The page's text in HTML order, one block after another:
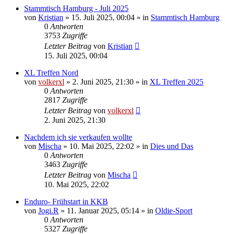
Stammtisch Hamburg - Juli 2025
von Kristian » 15. Juli 2025, 00:04 » in Stammtisch Hamburg
0 Antworten
3753 Zugriffe
Letzter Beitrag von Kristian
15. Juli 2025, 00:04
XL Treffen Nord
von volkerxl » 2. Juni 2025, 21:30 » in XL Treffen 2025
0 Antworten
2817 Zugriffe
Letzter Beitrag von volkerxl
2. Juni 2025, 21:30
Nachdem ich sie verkaufen wollte
von Mischa » 10. Mai 2025, 22:02 » in Dies und Das
0 Antworten
3463 Zugriffe
Letzter Beitrag von Mischa
10. Mai 2025, 22:02
Enduro- Frühstart in KKB
von Jogi.R » 11. Januar 2025, 05:14 » in Oldie-Sport
0 Antworten
5327 Zugriffe